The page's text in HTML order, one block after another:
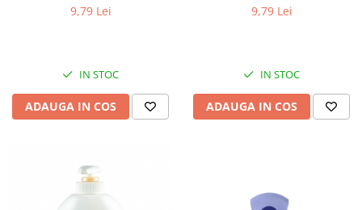
9,79 Lei
IN STOC
ADAUGA IN COS
9,79 Lei
IN STOC
ADAUGA IN COS